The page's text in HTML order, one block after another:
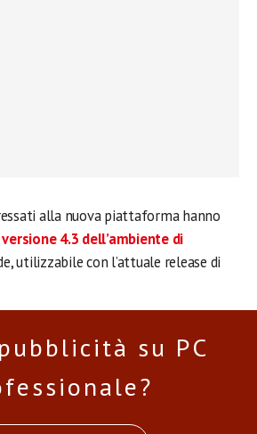
alla nuova piattaforma hanno
versione 4.3 dell’ambiente di
utilizzabile con l’attuale release di
su PC